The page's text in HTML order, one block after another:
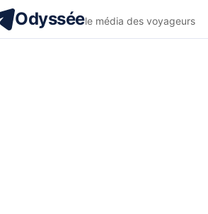
Odysséele média des voyageurs